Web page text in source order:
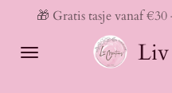
naar
Liv
🎁 Gratis tasje vanaf